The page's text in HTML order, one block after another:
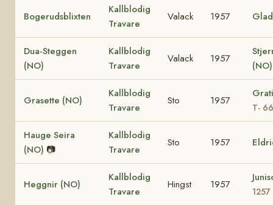
Bogerudsblixten
Kallblodig
Travare
Valack 1957
Dua-Steggen
(NO)
Kallblodig
Travare
Valack 1957
Grasette (NO)
Kallblodig
Travare
Sto 1957
T-
Hauge Seira
(NO) 📷
Kallblodig
Travare
Sto 1957
Heggnir (NO)
Kallblodig
Travare
Hingst 1957
1257